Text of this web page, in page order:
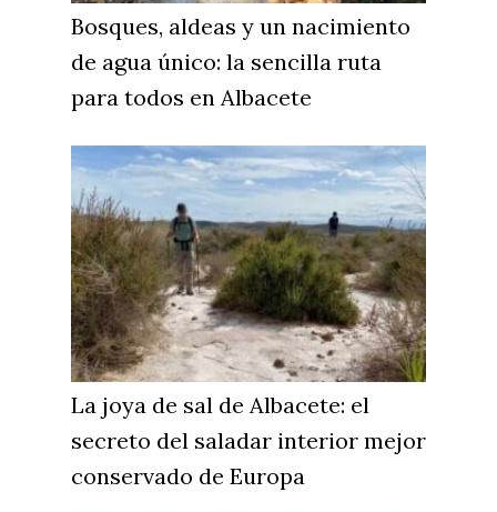
Bosques, aldeas y un nacimiento
de agua único: la sencilla ruta
para todos en Albacete
La joya de sal de Albacete: el
secreto del saladar interior mejor
conservado de Europa